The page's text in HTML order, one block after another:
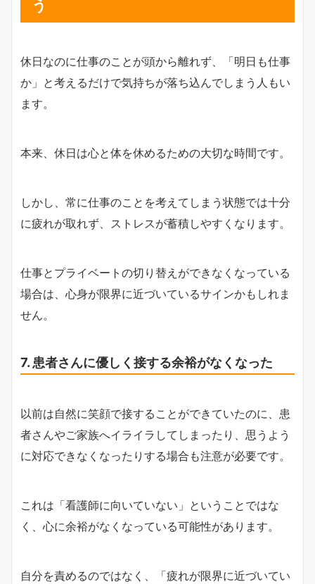
う
休日なのに仕事のことが頭から離れず、「明日も仕事
か」と考えるだけで気持ちが落ち込んでしまう人もい
ます。
本来、休日は心と体を休めるための大切な時間です。
しかし、常に仕事のことを考えてしまう状態では十分
に疲れが取れず、ストレスが蓄積しやすくなります。
仕事とプライベートの切り替えができなくなっている
場合は、心身が限界に近づいているサインかもしれま
せん。
7. 患者さんに優しく接する余裕がなくなった
以前は自然に笑顔で接することができていたのに、患
者さんやご家族へイライラしてしまったり、思うよう
に対応できなくなったりする場合も注意が必要です。
これは「看護師に向いていない」ということではな
く、心に余裕がなくなっている可能性があります。
自分を責めるのではなく、「疲れが限界に近づいてい